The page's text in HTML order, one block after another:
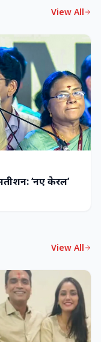
View All
‘नए केरल’
View All